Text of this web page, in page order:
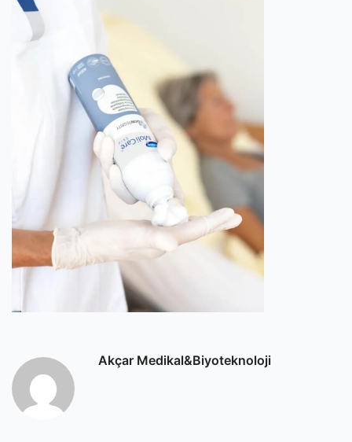
Akçar Medikal&Biyoteknoloji